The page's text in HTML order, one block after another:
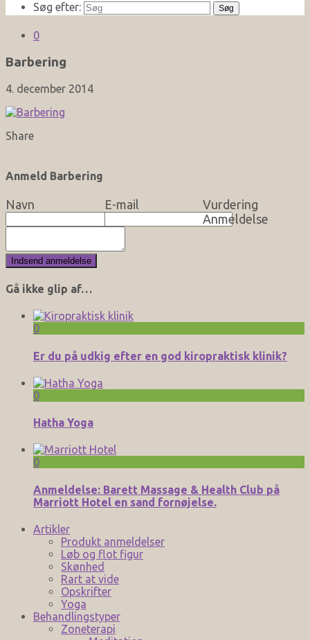
Søg efter:
0
Barbering
4. december 2014
Share
Anmeld Barbering
Navn E-mail
Vurdering
Anmeldelse
Gå ikke glip af…
0
Er du på udkig efter en god kiropraktisk klinik?
0
Hatha Yoga
0
Anmeldelse: Barett Massage & Health Club på
Marriott Hotel en sand fornøjelse.
Artikler
Produkt anmeldelser
Løb og flot figur
Skønhed
Rart at vide
Opskrifter
Yoga
Behandlingstyper
Zoneterapi